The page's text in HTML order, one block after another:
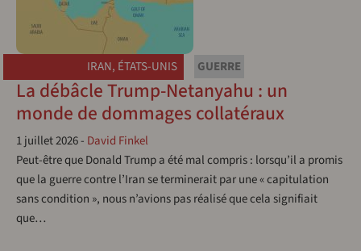
IRAN, ÉTATS-UNIS GUERRE
La débâcle Trump-Netanyahu : un
monde de dommages collatéraux
1 juillet 2026- David Finkel
Peut-être que Donald Trump a été mal compris : lorsqu’il a promis
que la guerre contre l’Iran se terminerait par une « capitulation
sans condition », nous n’avions pas réalisé que cela signifiait
que…